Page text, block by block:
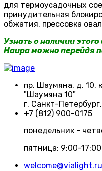
для термоусадочных
принудительная
обжатия, прессовка
Узнать о наличии
Haupa можно перейдя
пр. Шаумяна, д. 10,
"Шаумяна 10"
г. Санкт-
+7 (812) 900-0175
понедельник -
пятница: 9:00-17:00
welcome@vialight.ru